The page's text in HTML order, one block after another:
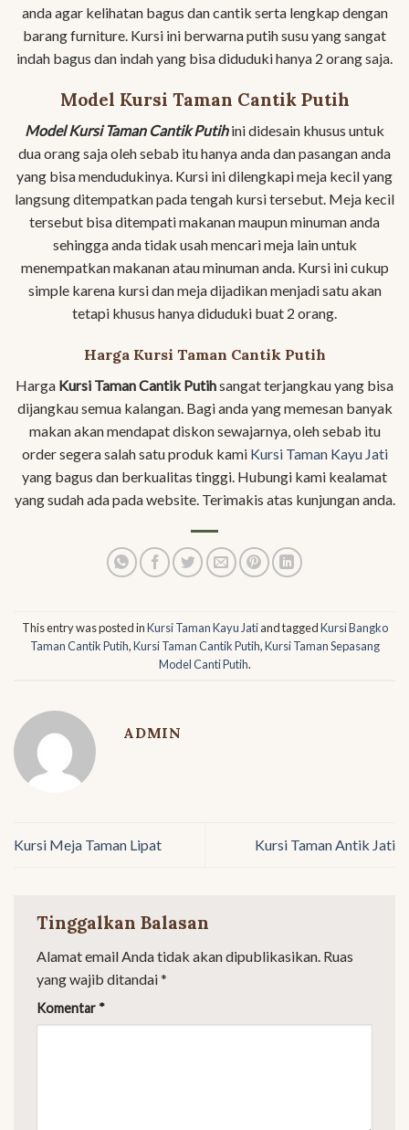
anda agar kelihatan bagus dan cantik serta lengkap dengan
barang furniture. Kursi ini berwarna putih susu yang sangat
indah bagus dan indah yang bisa diduduki hanya 2 orang saja.
Model Kursi Taman Cantik Putih
Model Kursi Taman Cantik Putihini didesain khusus untuk
dua orang saja oleh sebab itu hanya anda dan pasangan anda
yang bisa mendudukinya. Kursi ini dilengkapi meja kecil yang
langsung ditempatkan pada tengah kursi tersebut. Meja kecil
tersebut bisa ditempati makanan maupun minuman anda
sehingga anda tidak usah mencari meja lain untuk
menempatkan makanan atau minuman anda. Kursi ini cukup
simple karena kursi dan meja dijadikan menjadi satu akan
tetapi khusus hanya diduduki buat 2 orang.
Harga Kursi Taman Cantik Putih
Harga Kursi Taman Cantik Putihsangat terjangkau yang bisa
dijangkau semua kalangan. Bagi anda yang memesan banyak
makan akan mendapat diskon sewajarnya, oleh sebab itu
order segera salah satu produk kami Kursi Taman Kayu Jati
yang bagus dan berkualitas tinggi. Hubungi kami kealamat
yang sudah ada pada website. Terimakis atas kunjungan anda.
This entry was posted inKursi Taman Kayu Jatiand taggedKursi Bangko
Taman Cantik Putih,Kursi Taman Cantik Putih,Kursi Taman Sepasang
Model Canti Putih.
ADMIN
Kursi Meja Taman Lipat Kursi Taman Antik Jati
Tinggalkan Balasan
Alamat email Anda tidak akan dipublikasikan. Ruas
yang wajib ditandai*
Komentar *